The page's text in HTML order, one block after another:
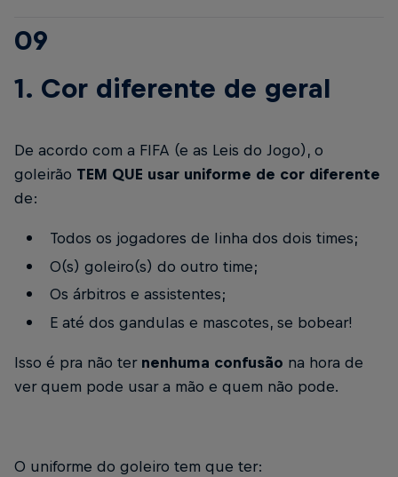
09
1. Cor diferente de geral
De acordo com a FIFA (e as Leis do Jogo), o
goleirão TEM QUE usar uniforme de cor diferente
de:
Todos os jogadores de linha dos dois times;
O(s) goleiro(s) do outro time;
Os árbitros e assistentes;
E até dos gandulas e mascotes, se bobear!
Isso é pra não ter nenhuma confusão na hora de
ver quem pode usar a mão e quem não pode.
O uniforme do goleiro tem que ter: